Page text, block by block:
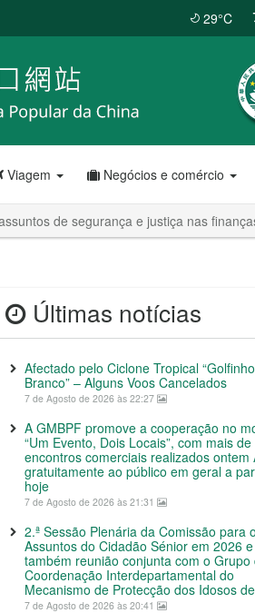
29°C
Viagem Negócios e comércio
de segurança e justiça nas
Últimas notícias
Afectado pelo Ciclone Tropical “Golfinho
Branco” – Alguns Voos Cancelados
7 de Agosto de 2026 às 22:27
A GMBPF promove a cooperação no
“Um Evento, Dois Locais”, com mais de
encontros comerciais realizados ontem
gratuitamente ao público em geral a
hoje
7 de Agosto de 2026 às 21:31
2.ª Sessão Plenária da Comissão para
Assuntos do Cidadão Sénior em 2026 e
também reunião conjunta com o Grupo
Coordenação Interdepartamental do
Mecanismo de Protecção dos Idosos
7 de Agosto de 2026 às 20:41